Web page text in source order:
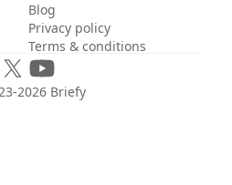
Blog
Privacy policy
Terms & conditions
2026 Briefy